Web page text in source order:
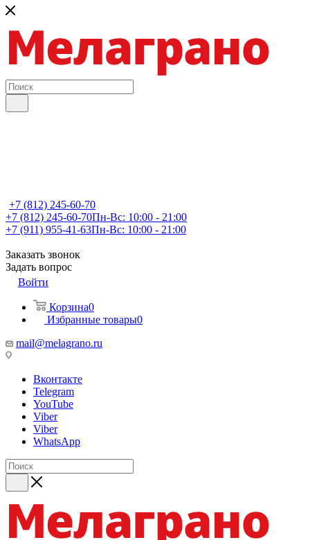
+7 (812) 245-60-70
+7 (812) 245-60-70Пн-Вс: 10:00 - 21:00
+7 (911) 955-41-63Пн-Вс: 10:00 - 21:00
Заказать звонок
Задать вопрос
Войти
Корзина0
Избранные товары0
mail@melagrano.ru
Вконтакте
Telegram
YouTube
Viber
Viber
WhatsApp